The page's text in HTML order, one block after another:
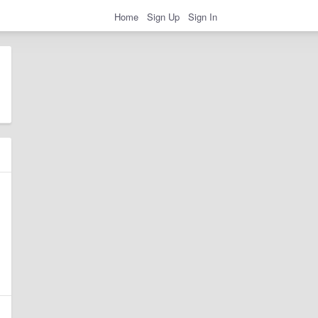
Home Sign Up Sign In